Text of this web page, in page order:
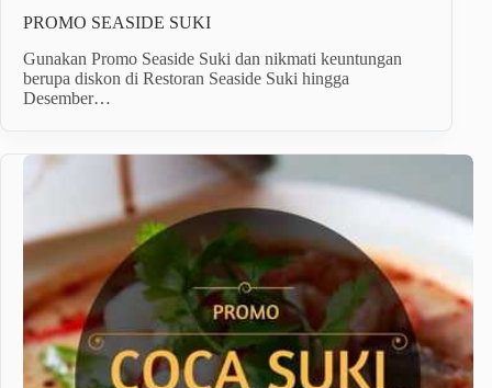
PROMO SEASIDE SUKI
Gunakan Promo Seaside Suki dan nikmati keuntungan
berupa diskon di Restoran Seaside Suki hingga
Desember…